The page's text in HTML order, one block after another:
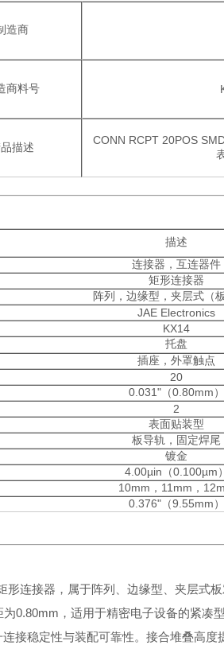
造商
商料号
描述
CONN RCPT 20POS
描述
连接器，互连器件
矩形连接器
阵列，边缘型，夹层式（
JAE Electronics
KX14
托盘
插座，外罩触点
20
0.031"（0.80mm）
2
表面贴装型
板导轨，固定焊尾
镀金
4.00µin（0.100µm）
10mm，11mm，
0.376"（9.55mm）
连接器，属于阵列、边缘型、夹层式
0.80mm，适用于精密电子设备的紧凑
接稳定性与装配可靠性。接合堆叠高度